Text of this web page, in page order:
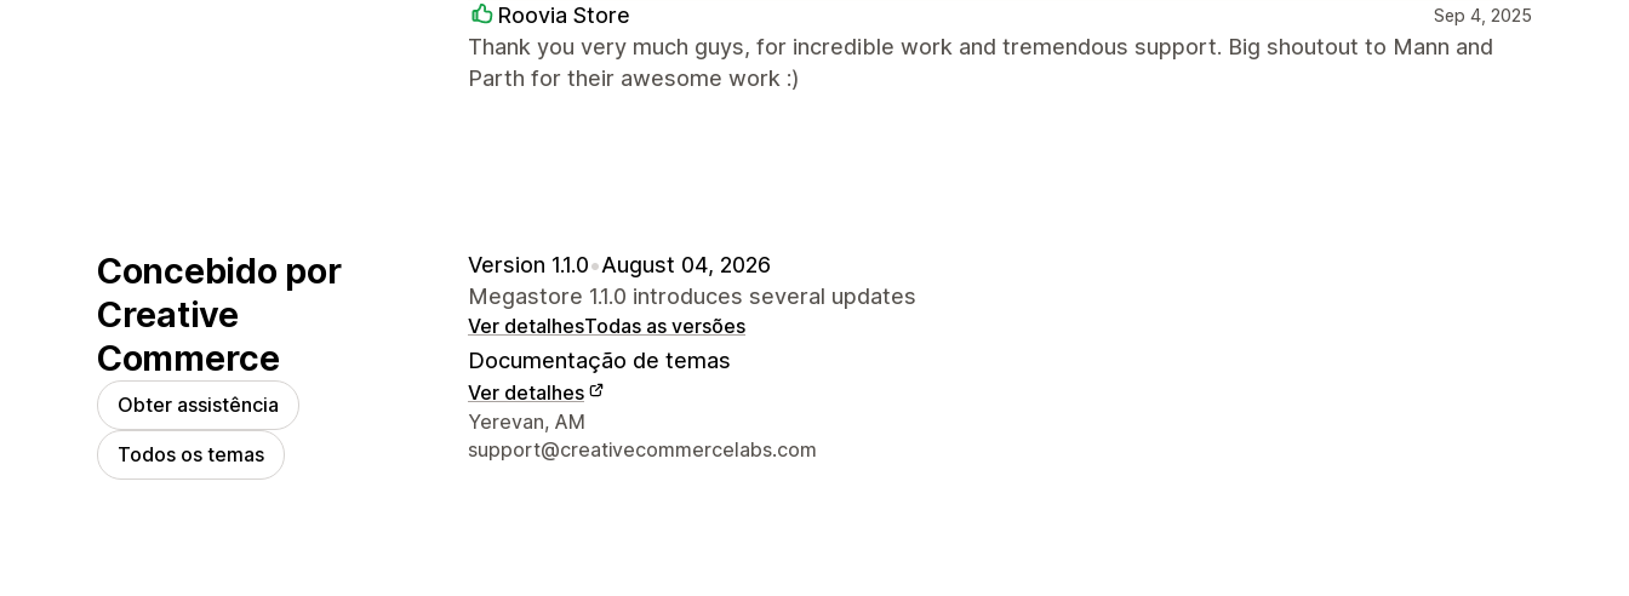
Roovia Store Sep 4, 2025
Thank you very much guys, for incredible work and tremendous support. Big shoutout to Mann and
Parth for their awesome work :)
Concebido por
Creative
Commerce
Obter assistência
Todos os temas
Version 1.1.0•August 04, 2026
Megastore 1.1.0 introduces several updates
Ver detalhesTodas as versões
Documentação de temas
Ver detalhes
Detalhes de contacto do designer
Yerevan, AM
support@creativecommercelabs.com